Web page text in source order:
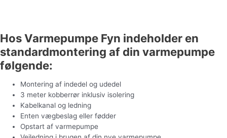
Hos Varmepumpe Fyn indeholder en
standardmontering af din varmepumpe
følgende:
Montering af indedel og udedel
3 meter kobberrør inklusiv isolering
Kabelkanal og ledning
Enten vægbeslag eller fødder
Opstart af varmepumpe